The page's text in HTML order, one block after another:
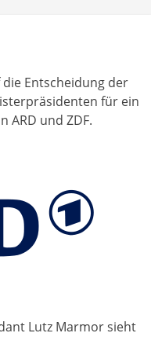
Entscheidung der
für ein
ARD und ZDF.
Lutz Marmor sieht